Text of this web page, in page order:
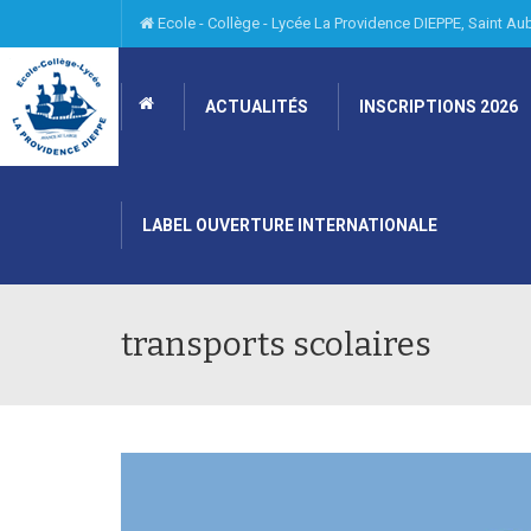
Ecole - Collège - Lycée La Providence DIEPPE, Saint
ACTUALITÉS INSCRIPTIONS 2026
LABEL OUVERTURE INTERNATIONALE
transports scolaires